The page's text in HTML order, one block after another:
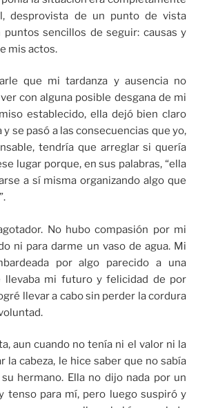
desprovista de un punto de vista
puntos sencillos de seguir: causas y
mis actos.
que mi tardanza y ausencia no
con alguna posible desgana de mi
establecido, ella dejó bien claro
se pasó a las consecuencias que yo,
tendría que arreglar si quería
lugar porque, en sus palabras, “ella
a sí misma organizando algo que
No hubo compasión por mi
ni para darme un vaso de agua. Mi
por algo parecido a una
llevaba mi futuro y felicidad de por
llevar a cabo sin perder la cordura
aun cuando no tenía ni el valor ni la
la cabeza, le hice saber que no sabía
hermano. Ella no dijo nada por un
tenso para mí, pero luego suspiró y